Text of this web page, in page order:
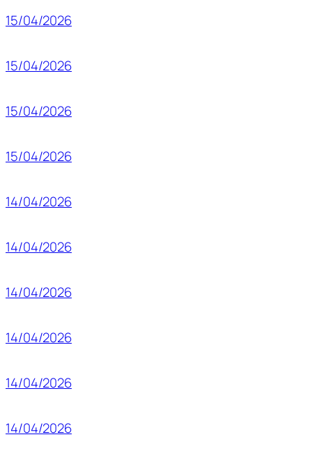
15/04/2026
15/04/2026
15/04/2026
15/04/2026
14/04/2026
14/04/2026
14/04/2026
14/04/2026
14/04/2026
14/04/2026